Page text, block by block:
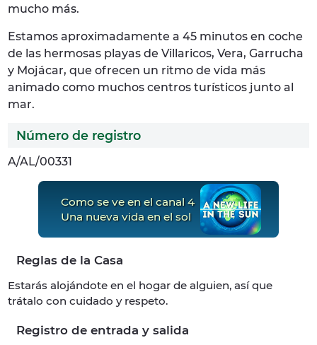
mucho más.
Estamos aproximadamente a 45 minutos en coche
de las hermosas playas de Villaricos, Vera, Garrucha
y Mojácar, que ofrecen un ritmo de vida más
animado como muchos centros turísticos junto al
mar.
Número de registro
A/AL/00331
Como se ve en el canal 4
Una nueva vida en el sol
Reglas de la Casa
Estarás alojándote en el hogar de alguien, así que
trátalo con cuidado y respeto.
Registro de entrada y salida